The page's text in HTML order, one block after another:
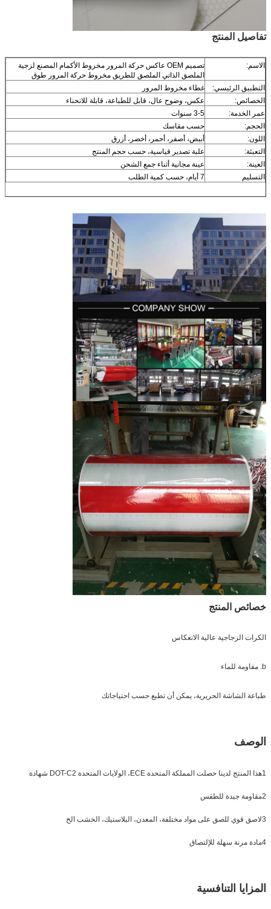
تفاصيل المنتج
الاسم:
تصميم OEM عاكس حركة المرور مخروط الأكمام المصنع لزجية
الملصق الذاتي الملصق للطريق مخروط حركة المرور طوق
التطبيق الرئيسي:
غطاء مخروط المرور
الخصائص:
عكس، وضوح عال، قابل للطباعة، قابلة للانحناء
عمر الخدمة:
3-5 سنوات
الحجم:
حسب مقاسك
اللون:
أبيض، أصفر، أحمر، أخضر، أزرق
التعبئة:
علبة تصدير قياسية، حسب حجم المنتج
العينة:
عينة مجانية أثناء جمع الشحن
التسليم
7 أيام، حسب كمية الطلب
خصائص المنتج
الكرات الزجاجية عالية الانعكاس
b. مقاومة للماء
طباعة الشاشة الحريرية، يمكن أن تطبع حسب احتياجاتك
الوصف
1هذا المنتج لدينا حصلت المملكة المتحدة ECE، الولايات المتحدة DOT-C2 شهادة
2مقاومة جيدة للطقس
3لاصق قوي للصق على مواد مختلفة، المعدن، البلاستيك، الخشب الخ
4مادة مرنة سهلة للإلتصاق
المزايا التنافسية